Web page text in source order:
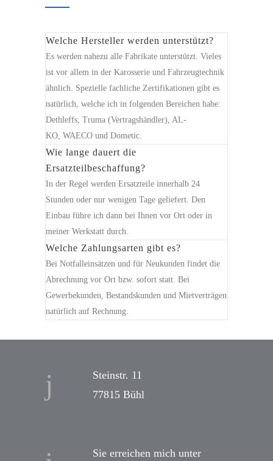
Welche Hersteller werden unterstützt?
Es werden nahezu alle Fabrikate unterstützt. Vieles
ist vor allem in der Karosserie und Fahrzeugtechnik
ähnlich. Spezielle fachliche Zertifikationen gibt es
natürlich, welche ich in folgenden Bereichen habe:
Dethleffs, Truma (Vertragshändler), AL-
KO, WAECO und Dometic.
Wie lange dauert die
Ersatzteilbeschaffung?
In der Regel werden Ersatzteile innerhalb 24
Stunden oder nur wenigen Tage geliefert. Den
Einbau führe ich dann bei Ihnen vor Ort oder in
meiner Werkstatt durch.
Welche Zahlungsarten gibt es?
Bei Notfalleinsätzen und für Neukunden findet die
Abrechnung vor Ort bzw. sofort statt. Bei
Gewerbekunden, Bestandskunden und Mietverträgen
natürlich auf Rechnung.
Steinstr. 11
77815 Bühl
Sie erreichen mich unter